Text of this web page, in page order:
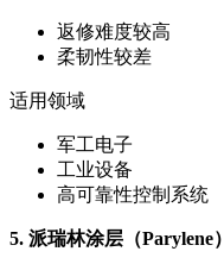
返修难度较高
柔韧性较差
适用领域
军工电子
工业设备
高可靠性控制系统
5. 派瑞林涂层（Parylene）